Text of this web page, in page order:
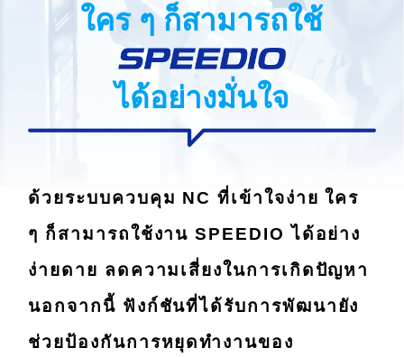
ใคร ๆ ก็สามารถใช้
ได้อย่างมั่นใจ
ด้วยระบบควบคุม NC ที่เข้าใจง่าย ใคร
ๆ ก็สามารถใช้งาน SPEEDIO ได้อย่าง
ง่ายดาย ลดความเสี่ยงในการเกิดปัญหา
นอกจากนี้ ฟังก์ชันที่ได้รับการพัฒนายัง
ช่วยป้องกันการหยุดทำงานของ